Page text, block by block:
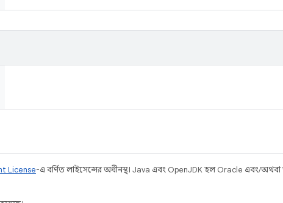
License-এ বর্ণিত লাইসেন্সের অধীনস্থ। Java এবং OpenJDK হল Oracle এবং/অথবা